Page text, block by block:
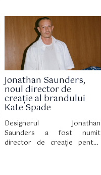
filmată în cadrul hotelului The
Mark, unde stilul newyorkez și
influența culturală se
întâlnesc.
Jonathan Saunders,
noul director de
creație al brandului
Kate Spade
Designerul Jonathan
Saunders a fost numit
director de creație pentru